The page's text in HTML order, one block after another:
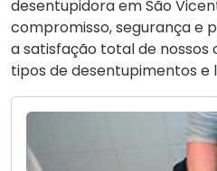
desentupidora em São
compromisso, segurança e
a satisfação total de nossos
tipos de desentupimentos e